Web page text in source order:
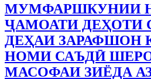
МУМФАРШКУНИИ
ҶАМОАТИ ДЕҲОТИ
ДЕҲАИ ЗАРАФШОН
НОМИ САЪДӢ
МАСОФАИ ЗИЁДА АЗ